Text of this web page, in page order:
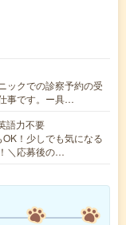
ックでの診察予約の受
事です。ー具…
語力不要
！少しでも気になる
＼応募後の…